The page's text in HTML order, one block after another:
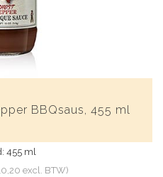
BBQsaus, 455 ml
455 ml
excl. BTW)